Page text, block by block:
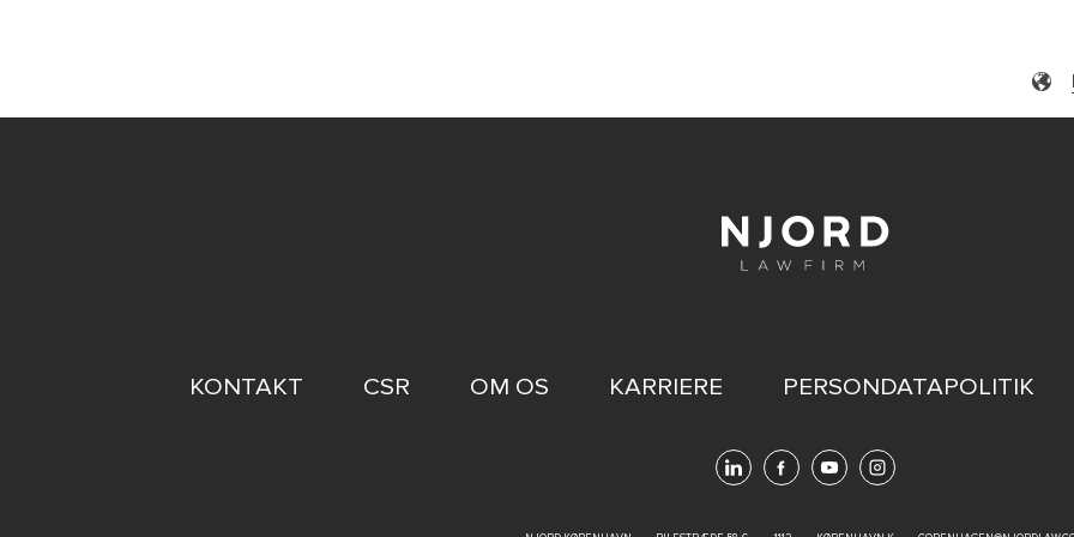
FOOTER
KONTAKT CSR OM OS KARRIERE PERSONDATAPOLITIK